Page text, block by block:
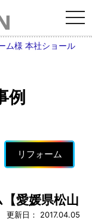
ム様 本社ショール
例
更新日： 2017.04.05
愛媛県松山